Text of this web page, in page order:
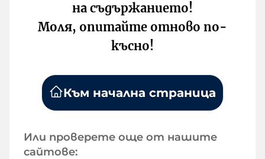
на съдържанието!
Моля, опитайте отново по-
късно!
Към начална страница
Или проверете още от нашите
сайтове: